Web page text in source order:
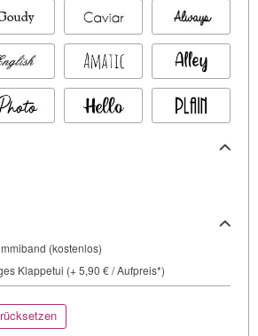
(kostenlos)
Klappetui (+ 5,90 € / Aufpreis*)